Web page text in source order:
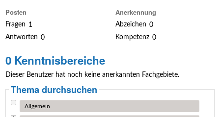
Posten
Fragen 1
Antworten 0
Anerkennung
Abzeichen 0
Kompetenz 0
0 Kenntnisbereiche
Dieser Benutzer hat noch keine anerkannten Fachgebiete.
Thema durchsuchen
Allgemein